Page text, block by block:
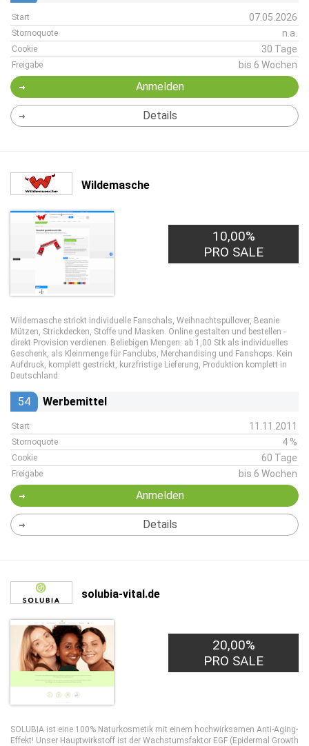
Start 07.05.2026
Stornoquote n.a.
Cookie 30 Tage
Freigabe bis 6 Wochen
Anmelden
Details
Wildemasche
10,00%
PRO SALE
Wildemasche strickt individuelle Fanschals, Weihnachtspullover, Beanie
Mützen, Strickdecken, Stoffe und Masken. Online gestalten und bestellen -
direkt Provision verdienen. Beliebigen Mengen: ab 1,00 Stk als individuelles
Geschenk, als Kleinmenge für Fanclubs, Merchandising und Fanshops. Kein
Aufdruck, komplett gestrickt, kurzfristige Lieferung, Produktion komplett in
Deutschland.
54 Werbemittel
Start 11.11.2011
Stornoquote 4 %
Cookie 60 Tage
Freigabe bis 6 Wochen
Anmelden
Details
solubia-vital.de
20,00%
PRO SALE
SOLUBIA ist eine 100% Naturkosmetik mit einem hochwirksamen Anti-Aging-
Effekt! Unser Hauptwirkstoff ist der Wachstumsfaktor EGF (Epidermal Growth